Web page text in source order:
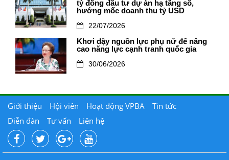
tỷ đồng đầu tư dự án hạ tầng số,
hướng mốc doanh thu tỷ USD
22/07/2026
Khơi dậy nguồn lực phụ nữ để nâng
cao năng lực cạnh tranh quốc gia
30/06/2026
Giới thiệu Hội viên Hoạt động VPBA
Tin tức
Diễn đàn
Tư vấn Liên hệ